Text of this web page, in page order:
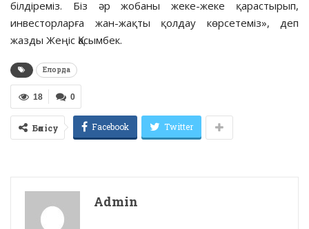
білдіреміз. Біз әр жобаны жеке-жеке қарастырып,
инвесторларға жан-жақты қолдау көрсетеміз», деп
жазды Жеңіс Қасымбек.
Елорда
0
18
Бөлісу Facebook Twitter
Admin